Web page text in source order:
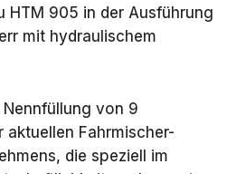
HTM 905 in der Ausführung
mit hydraulischem
von 9
aktuellen Fahrmischer-
die speziell im